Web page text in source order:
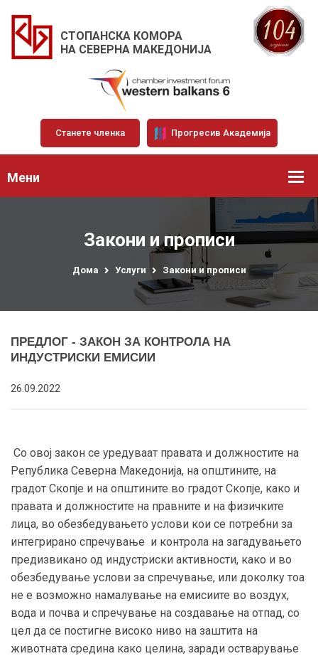
СТОПАНСКА КОМОРА
НА СЕВЕРНА МАКЕДОНИЈА
Станете членка Прогресив Академија
Мени
Закони и прописи
Дома Услуги Закони и прописи
ПРЕДЛОГ - ЗАКОН ЗА КОНТРОЛА НА
ИНДУСТРИСКИ ЕМИСИИ
26.09.2022
Со овој закон се уредуваат правата и должностите на
Република Северна Македонија, на општините, на
градот Скопје и на општините во градот Скопје, како и
правата и должностите на правните и на физичките
лица, во обезбедувањето услови кои се потребни за
интегрирано спречување и контрола на загадувањето
предизвикано од индустриски активности, како и во
обезбедување услови за спречување, или доколку тоа
не е возможно намалување на емисиите во воздух,
вода и почва и спречување на создавање на отпад, со
цел да се постигне високо ниво на заштита на
животната средина како целина, заради остварување